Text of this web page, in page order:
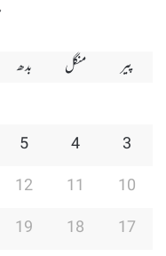
پیر
منگل بدھ
3
4
5
10
11
12
17
18
19